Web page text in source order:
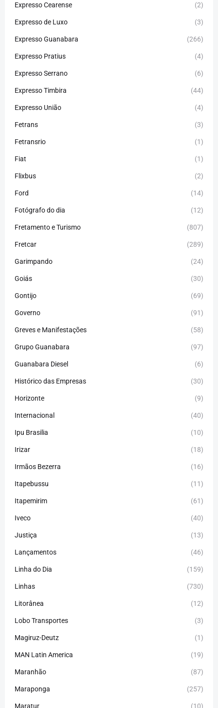
Expresso Cearense (2)
Expresso de Luxo (3)
Expresso Guanabara (266)
Expresso Pratius (4)
Expresso Serrano (6)
Expresso Timbira (44)
Expresso União (4)
Fetrans (3)
Fetransrio (1)
Fiat (1)
Flixbus (2)
Ford (14)
Fotógrafo do dia (12)
Fretamento e Turismo (807)
Fretcar (289)
Garimpando (24)
Goiás (30)
Gontijo (69)
Governo (91)
Greves e Manifestações (58)
Grupo Guanabara (97)
Guanabara Diesel (6)
Histórico das Empresas (30)
Horizonte (9)
Internacional (40)
Ipu Brasilia (10)
Irizar (18)
Irmãos Bezerra (16)
Itapebussu (11)
Itapemirim (61)
Iveco (40)
Justiça (13)
Lançamentos (46)
Linha do Dia (159)
Linhas (730)
Litorânea (12)
Lobo Transportes (3)
Magiruz-Deutz (1)
MAN Latin America (19)
Maranhão (87)
Maraponga (257)
Maratur (10)